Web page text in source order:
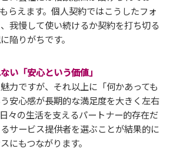
らえます。個人契約ではこうしたフォ
我慢して使い続けるか契約を打ち切る
陥りがちです。
い「安心という価値」
力ですが、それ以上に「何かあっても
安心感が長期的な満足度を大きく左右
々の生活を支えるパートナー的存在だ
サービス提供者を選ぶことが結果的に
にもつながります。